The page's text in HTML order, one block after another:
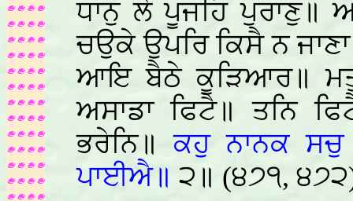
ਧਾਨੁ ਲੇ ਪੂਜਹਿ ਪੁਰਾਣੁ॥
ਚਉਕੇ ਉਪਰਿ ਕਿਸੈ ਨ
ਆਇ ਬੈਠੇ ਕੂੜਿਆਰ॥
ਅਸਾਡਾ ਫਿਟੈ॥ ਤਨਿ
ਭਰੇਨਿ॥ਕਹੁ ਨਾਨਕ
ਪਾਈਐ॥ ੨॥ (੪੭੧,